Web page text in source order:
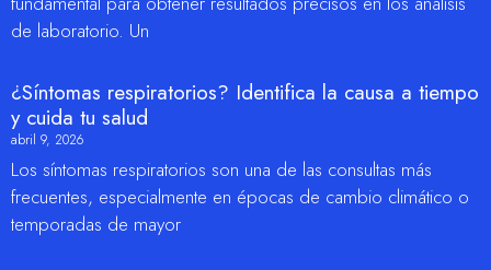
de laboratorio. Un
¿Síntomas respiratorios? Identifica la causa a tiempo
y cuida tu salud
abril 9, 2026
Los síntomas respiratorios son una de las consultas más
frecuentes, especialmente en épocas de cambio climático o
temporadas de mayor